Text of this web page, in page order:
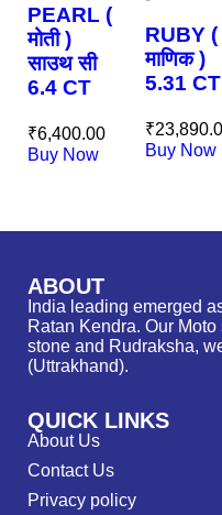
PEARL (
मोती )
साउथ सी
6.4 CT
₹6,400.00
Buy Now
RUBY (
माणिक )
5.31 CT
₹
Buy Now
ABOUT
India leading emerged
Ratan Kendra. Our
stone and Rudraksha,
(Uttrakhand).
QUICK LINKS
About Us
Contact Us
Privacy policy